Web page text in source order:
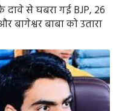
दावे से घबरा गई BJP, 26
बाबा को उतारा